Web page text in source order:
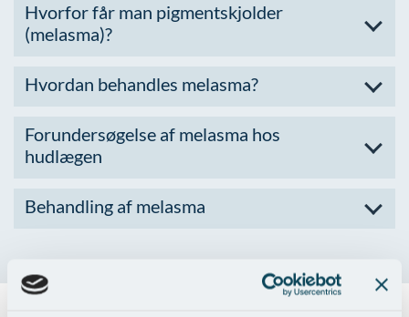
Hvorfor får man pigmentskjolder
(melasma)?
Hvordan behandles melasma?
Forundersøgelse af melasma hos
hudlægen
Behandling af melasma